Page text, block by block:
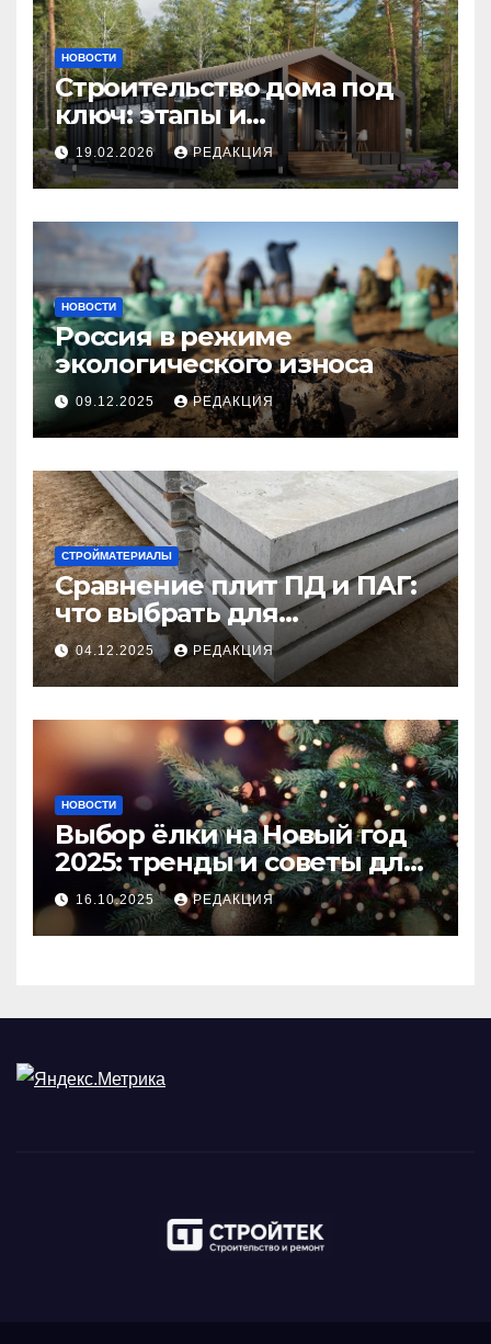
НОВОСТИ
Строительство дома под
ключ: этапы и
планирование бюджета
19.02.2026 РЕДАКЦИЯ
НОВОСТИ
Россия в режиме
экологического износа
09.12.2025 РЕДАКЦИЯ
СТРОЙМАТЕРИАЛЫ
Сравнение плит ПД и ПАГ:
что выбрать для
долговечного и прочного
покрытия
04.12.2025 РЕДАКЦИЯ
НОВОСТИ
Выбор ёлки на Новый год
2025: тренды и советы для
идеального праздника
16.10.2025 РЕДАКЦИЯ